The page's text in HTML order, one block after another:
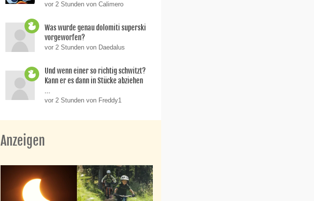
vor 2 Stunden von Calimero
Was wurde genau dolomiti superski
vorgeworfen?
vor 2 Stunden von Daedalus
Und wenn einer so richtig schwitzt?
Kann er es dann in Stücke abziehen
...
vor 2 Stunden von Freddy1
Anzeigen